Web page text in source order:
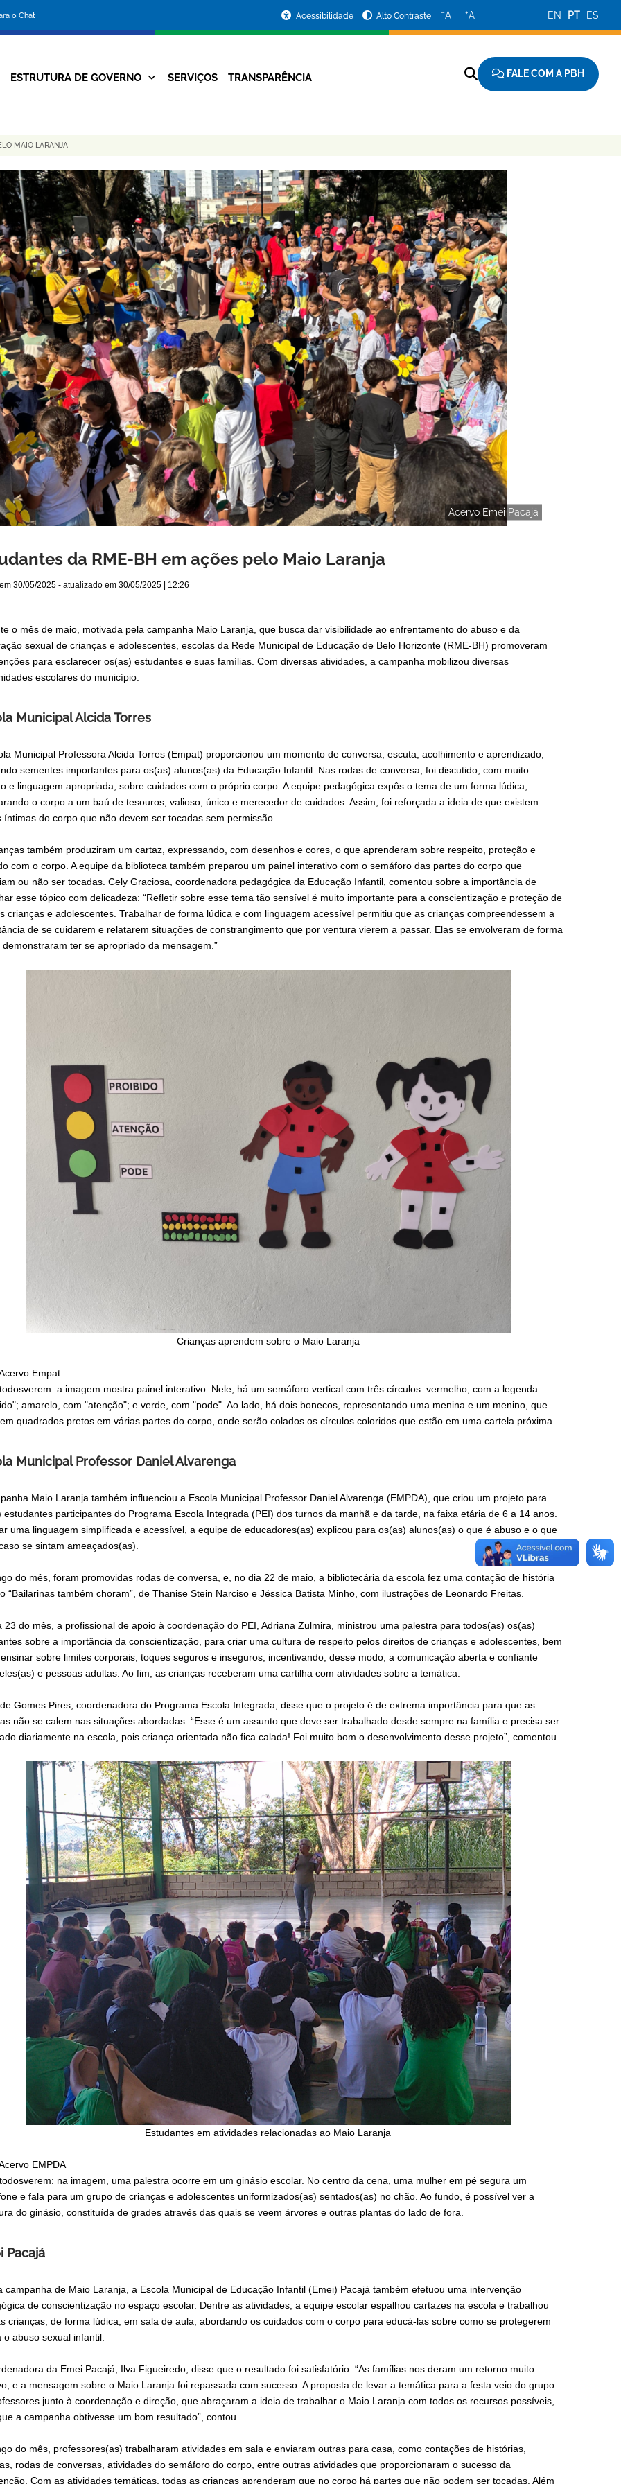
o Chat
da
Prefeitura
Acessibilidade Alto Contraste −A +A EN PT ES
Navegação
ESTRUTURA DE GOVERNO SERVIÇOS TRANSPARÊNCIA FALE COM A PBH
MAIO LARANJA
Acervo Emei Pacajá
da RME-BH em ações pelo Maio Laranja
30/05/2025- atualizado em 30/05/2025 | 12:26
o mês de maio, motivada pela campanha Maio Laranja, que busca dar visibilidade ao enfrentamento do abuso e da
sexual de crianças e adolescentes, escolas da Rede Municipal de Educação de Belo Horizonte (RME-BH) promoveram
para esclarecer os(as) estudantes e suas famílias. Com diversas atividades, a campanha mobilizou diversas
escolares do município.
Municipal Alcida Torres
Municipal Professora Alcida Torres (Empat) proporcionou um momento de conversa, escuta, acolhimento e aprendizado,
sementes importantes para os(as) alunos(as) da Educação Infantil. Nas rodas de conversa, foi discutido, com muito
e linguagem apropriada, sobre cuidados com o próprio corpo. A equipe pedagógica expôs o tema de um forma lúdica,
o corpo a um baú de tesouros, valioso, único e merecedor de cuidados. Assim, foi reforçada a ideia de que existem
íntimas do corpo que não devem ser tocadas sem permissão.
também produziram um cartaz, expressando, com desenhos e cores, o que aprenderam sobre respeito, proteção e
com o corpo. A equipe da biblioteca também preparou um painel interativo com o semáforo das partes do corpo que
ou não ser tocadas. Cely Graciosa, coordenadora pedagógica da Educação Infantil, comentou sobre a importância de
esse tópico com delicadeza: “Refletir sobre esse tema tão sensível é muito importante para a conscientização e proteção de
crianças e adolescentes. Trabalhar de forma lúdica e com linguagem acessível permitiu que as crianças compreendessem a
de se cuidarem e relatarem situações de constrangimento que por ventura vierem a passar. Elas se envolveram de forma
demonstraram ter se apropriado da mensagem.”
Crianças aprendem sobre o Maio Laranja
Empat
a imagem mostra painel interativo. Nele, há um semáforo vertical com três círculos: vermelho, com a legenda
amarelo, com "atenção"; e verde, com "pode". Ao lado, há dois bonecos, representando uma menina e um menino, que
quadrados pretos em várias partes do corpo, onde serão colados os círculos coloridos que estão em uma cartela próxima.
Municipal Professor Daniel Alvarenga
Maio Laranja também influenciou a Escola Municipal Professor Daniel Alvarenga (EMPDA), que criou um projeto para
estudantes participantes do Programa Escola Integrada (PEI) dos turnos da manhã e da tarde, na faixa etária de 6 a 14 anos.
uma linguagem simplificada e acessível, a equipe de educadores(as) explicou para os(as) alunos(as) o que é abuso e o que
se sintam ameaçados(as).
do mês, foram promovidas rodas de conversa, e, no dia 22 de maio, a bibliotecária da escola fez uma contação de história
“Bailarinas também choram”, de Thanise Stein Narciso e Jéssica Batista Minho, com ilustrações de Leonardo Freitas.
23 do mês, a profissional de apoio à coordenação do PEI, Adriana Zulmira, ministrou uma palestra para todos(as) os(as)
sobre a importância da conscientização, para criar uma cultura de respeito pelos direitos de crianças e adolescentes, bem
sobre limites corporais, toques seguros e inseguros, incentivando, desse modo, a comunicação aberta e confiante
e pessoas adultas. Ao fim, as crianças receberam uma cartilha com atividades sobre a temática.
Gomes Pires, coordenadora do Programa Escola Integrada, disse que o projeto é de extrema importância para que as
não se calem nas situações abordadas. “Esse é um assunto que deve ser trabalhado desde sempre na família e precisa ser
diariamente na escola, pois criança orientada não fica calada! Foi muito bom o desenvolvimento desse projeto”, comentou.
Estudantes em atividades relacionadas ao Maio Laranja
EMPDA
na imagem, uma palestra ocorre em um ginásio escolar. No centro da cena, uma mulher em pé segura um
e fala para um grupo de crianças e adolescentes uniformizados(as) sentados(as) no chão. Ao fundo, é possível ver a
do ginásio, constituída de grades através das quais se veem árvores e outras plantas do lado de fora.
Pacajá
campanha de Maio Laranja, a Escola Municipal de Educação Infantil (Emei) Pacajá também efetuou uma intervenção
de conscientização no espaço escolar. Dentre as atividades, a equipe escolar espalhou cartazes na escola e trabalhou
crianças, de forma lúdica, em sala de aula, abordando os cuidados com o corpo para educá-las sobre como se protegerem
o abuso sexual infantil.
da Emei Pacajá, Ilva Figueiredo, disse que o resultado foi satisfatório. “As famílias nos deram um retorno muito
e a mensagem sobre o Maio Laranja foi repassada com sucesso. A proposta de levar a temática para a festa veio do grupo
junto à coordenação e direção, que abraçaram a ideia de trabalhar o Maio Laranja com todos os recursos possíveis,
a campanha obtivesse um bom resultado”, contou.
do mês, professores(as) trabalharam atividades em sala e enviaram outras para casa, como contações de histórias,
rodas de conversas, atividades do semáforo do corpo, entre outras atividades que proporcionaram o sucesso da
Com as atividades temáticas, todas as crianças aprenderam que no corpo há partes que não podem ser tocadas. Além